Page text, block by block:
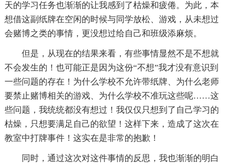
天的学习任务也渐渐的让我感到了枯燥和疲倦。为此，本
想借这副纸牌在空闲的时候与同学放松、游戏，从未想过
会赌博之类的事情，更没想过给自己和班级添麻烦。
但是，从现在的结果来看，有些事情显然不是不想就
不会发生的！也可能正是因为这份“不想”我才没有意识到
一些问题的存在！为什么学校不允许带纸牌、为什么老师
要禁止赌博相关的游戏、为什么学校不准玩这些呢……这
些问题，我统统都没有想过！我仅仅只想到了自己学习的
枯燥，只想要满足自己的欲望！这样下来，造成了这次在
教室中打牌事件！这实在是非常的抱歉！
同时，通过这次对这件事情的反思，我也渐渐的明白